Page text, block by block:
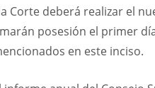
Corte deberá realizar el
posesión el primer
en este inciso.